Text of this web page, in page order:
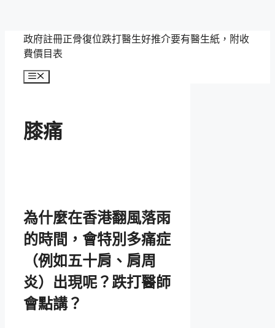
政府註冊正骨復位跌打醫生好推介要有醫生紙，附收
費價目表
選
膝痛
為什麼在香港翻風落雨
的時間，會特別多痛症
（例如五十肩、肩周
炎）出現呢？跌打醫師
會點講？